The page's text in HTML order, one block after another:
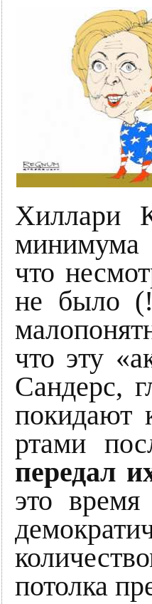
Хиллари
минимума
что
не было
что эту
Сандерс,
покидают
ртами
передал
это время
потолка